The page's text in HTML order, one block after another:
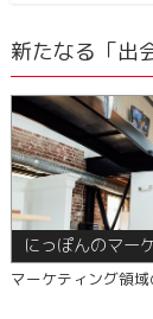
新たなる「出
にっぽんのマー
マーケティング領